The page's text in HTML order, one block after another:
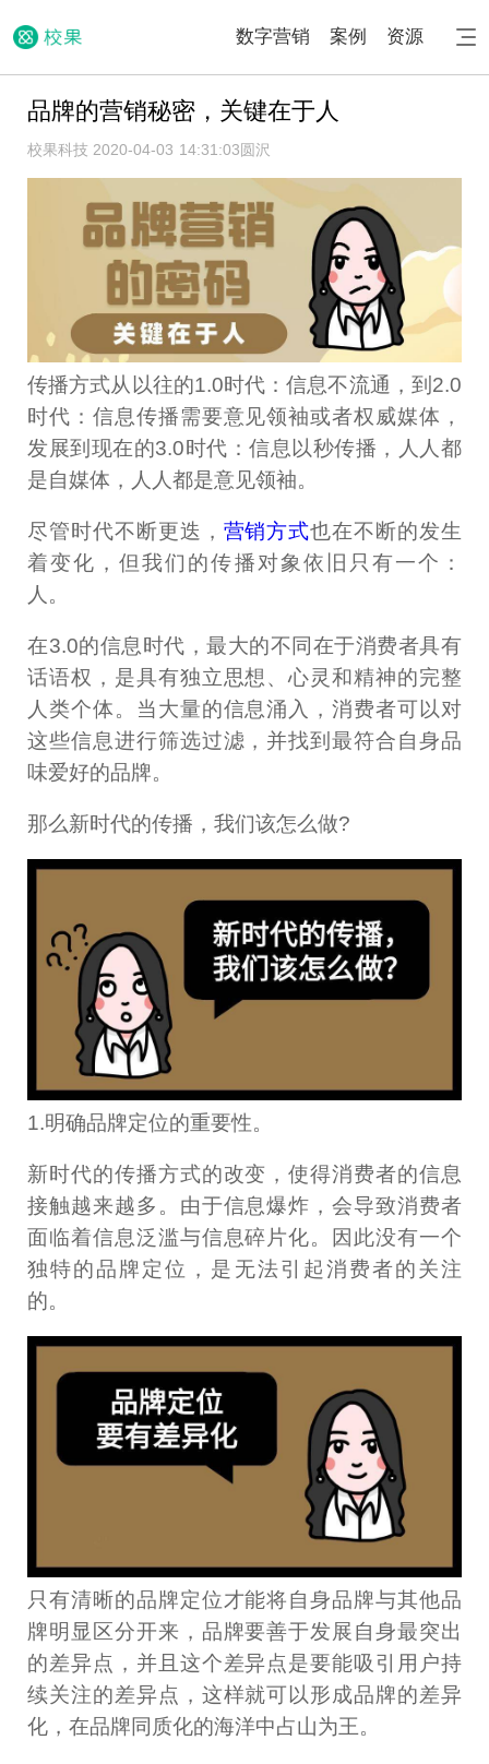
数字营销 案例 资源
品牌的营销秘密，关键在于人
校果科技 2020-04-03 14:31:03圆沢
传播方式从以往的1.0时代：信息不流通，到2.0
时代：信息传播需要意见领袖或者权威媒体，
发展到现在的3.0时代：信息以秒传播，人人都
是自媒体，人人都是意见领袖。
尽管时代不断更迭， 营销方式也在不断的发生
着变化，但我们的传播对象依旧只有一个：
人。
在3.0的信息时代，最大的不同在于消费者具有
话语权，是具有独立思想、心灵和精神的完整
人类个体。当大量的信息涌入，消费者可以对
这些信息进行筛选过滤，并找到最符合自身品
味爱好的品牌。
那么新时代的传播，我们该怎么做?
1.明确品牌定位的重要性。
新时代的传播方式的改变，使得消费者的信息
接触越来越多。由于信息爆炸，会导致消费者
面临着信息泛滥与信息碎片化。因此没有一个
独特的品牌定位，是无法引起消费者的关注
的。
只有清晰的品牌定位才能将自身品牌与其他品
牌明显区分开来，品牌要善于发展自身最突出
的差异点，并且这个差异点是要能吸引用户持
续关注的差异点，这样就可以形成品牌的差异
化，在品牌同质化的海洋中占山为王。